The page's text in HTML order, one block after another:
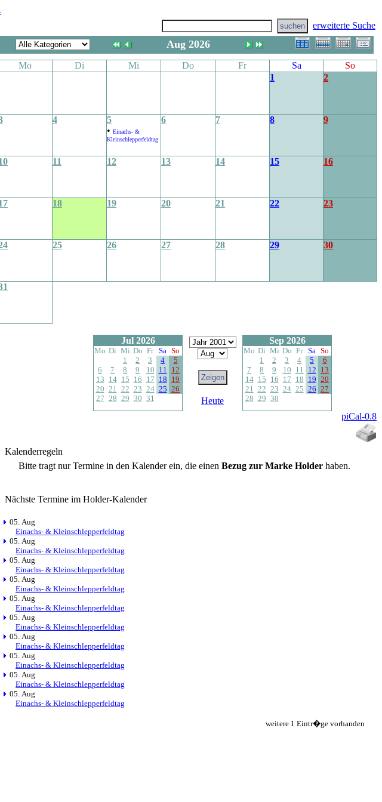
erweiterte Suche
Aug 2026
Mo Di Mi Do Fr Sa
So
1
2
4
5
• Einachs- &
Kleinschlepperfeldtag
6 7 8 9
11 12 13 14 15 16
18 19 20 21 22 23
25 26 27 28 29 30
Jul 2026
Mo Di Mi Do Fr Sa So
1
2 3 4
5
6
7 8 9 10 11 12
13 14 15 16 17 18 19
20 21 22 23 24 25 26
27 28 29 30 31 Heute
Sep 2026
Mo Di Mi Do Fr Sa So
1
2 3 4 5
6
7
8 9 10 11 12 13
14 15 16 17 18 19 20
21 22 23 24 25 26 27
28 29 30
piCal-0.8
Kalenderregeln
Bitte tragt nur Termine in den Kalender ein, die einen Bezug zur Marke Holderhaben.
Nächste Termine im Holder-Kalender
05. Aug
Einachs- & Kleinschlepperfeldtag
05. Aug
Einachs- & Kleinschlepperfeldtag
05. Aug
Einachs- & Kleinschlepperfeldtag
05. Aug
Einachs- & Kleinschlepperfeldtag
05. Aug
Einachs- & Kleinschlepperfeldtag
05. Aug
Einachs- & Kleinschlepperfeldtag
05. Aug
Einachs- & Kleinschlepperfeldtag
05. Aug
Einachs- & Kleinschlepperfeldtag
05. Aug
Einachs- & Kleinschlepperfeldtag
05. Aug
Einachs- & Kleinschlepperfeldtag
weitere 1 Eintr�ge vorhanden